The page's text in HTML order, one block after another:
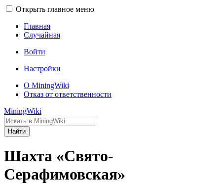
Открыть главное меню
Главная
Случайная
Войти
Настройки
О MiningWiki
Отказ от ответственности
MiningWiki
Найти
Шахта «Свято-
Серафимовская»